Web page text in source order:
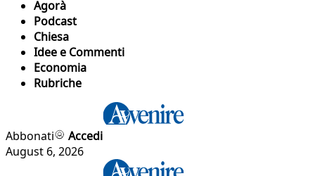
Agorà
Podcast
Chiesa
Idee e Commenti
Economia
Rubriche
Abbonati
Accedi
August 6, 2026